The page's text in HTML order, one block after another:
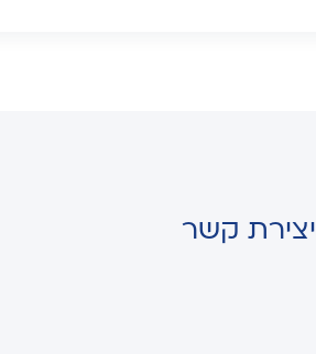
יצירת קשר